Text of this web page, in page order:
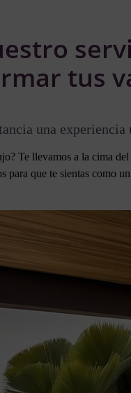
tus
una
Te llevamos a la cima
para que te sientas como